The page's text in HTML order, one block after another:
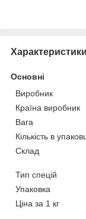
Характеристики
Основні
Виробник
Країна виробник
Вага
Кількість в
Склад
Тип спецій
Упаковка
Ціна за 1 кг